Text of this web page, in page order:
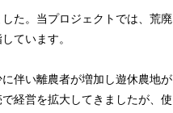
た。当プロジェクトでは、荒廃
ています。
伴い離農者が増加し遊休農地が
経営を拡大してきましたが、使